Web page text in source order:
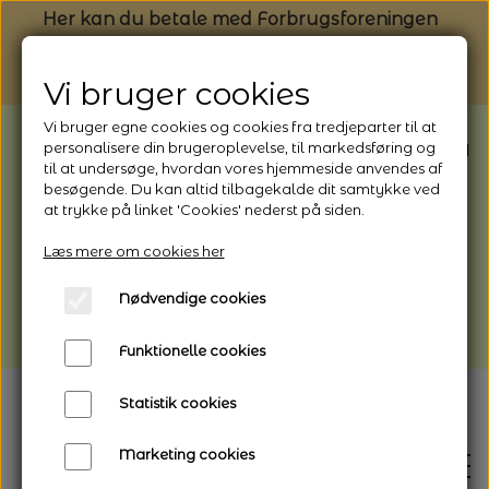
Her kan du betale med Forbrugsforeningen
BEMÆRK: Butikken har ferielukket* fra
1/8 - 9/8 - 2026
*Webshoppen er åben og sender hele
afhentning
Vi gør opmærksom på, at der kan være lidt
længere leveringstid
Vi bruger cookies
Vi bruger egne cookies og cookies fra tredjeparter til at
personalisere din brugeroplevelse, til markedsføring og
til at undersøge, hvordan vores hjemmeside anvendes af
besøgende. Du kan altid tilbagekalde dit samtykke ved
at trykke på linket 'Cookies' nederst på siden.
Læs mere om cookies her
Nødvendige cookies
Funktionelle cookies
Statistik cookies
Marketing cookies